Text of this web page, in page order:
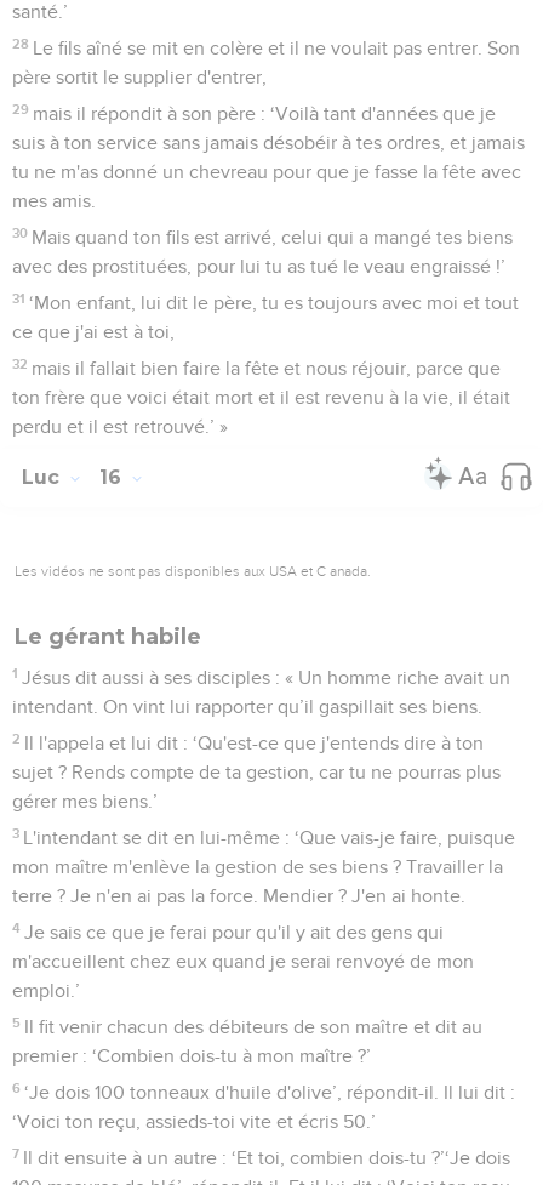
santé.’
28 Le fils aîné se mit en colère et il ne voulait pas entrer. Son
père sortit le supplier d'entrer,
29 mais il répondit à son père : ‘Voilà tant d'années que je
suis à ton service sans jamais désobéir à tes ordres, et jamais
tu ne m'as donné un chevreau pour que je fasse la fête avec
mes amis.
30 Mais quand ton fils est arrivé, celui qui a mangé tes biens
avec des prostituées, pour lui tu as tué le veau engraissé !’
31 ‘Mon enfant, lui dit le père, tu es toujours avec moi et tout
ce que j'ai est à toi,
32 mais il fallait bien faire la fête et nous réjouir, parce que
ton frère que voici était mort et il est revenu à la vie, il était
perdu et il est retrouvé.’ »
Luc 16
Les vidéos ne sont pas disponibles aux USA et C anada.
Le gérant habile
1 Jésus dit aussi à ses disciples : « Un homme riche avait un
intendant. On vint lui rapporter qu’il gaspillait ses biens.
2 Il l'appela et lui dit : ‘Qu'est-ce que j'entends dire à ton
sujet ? Rends compte de ta gestion, car tu ne pourras plus
gérer mes biens.’
3 L'intendant se dit en lui-même : ‘Que vais-je faire, puisque
mon maître m'enlève la gestion de ses biens ? Travailler la
terre ? Je n'en ai pas la force. Mendier ? J'en ai honte.
4 Je sais ce que je ferai pour qu'il y ait des gens qui
m'accueillent chez eux quand je serai renvoyé de mon
emploi.’
5 Il fit venir chacun des débiteurs de son maître et dit au
premier : ‘Combien dois-tu à mon maître ?’
6 ‘Je dois 100 tonneaux d'huile d'olive’, répondit-il. Il lui dit :
‘Voici ton reçu, assieds-toi vite et écris 50.’
7 Il dit ensuite à un autre : ‘Et toi, combien dois-tu ?’‘Je dois